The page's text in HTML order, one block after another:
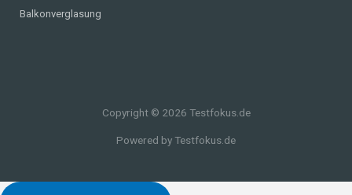
Balkonverglasung
Copyright © 2026 Testfokus.de
Powered by Testfokus.de